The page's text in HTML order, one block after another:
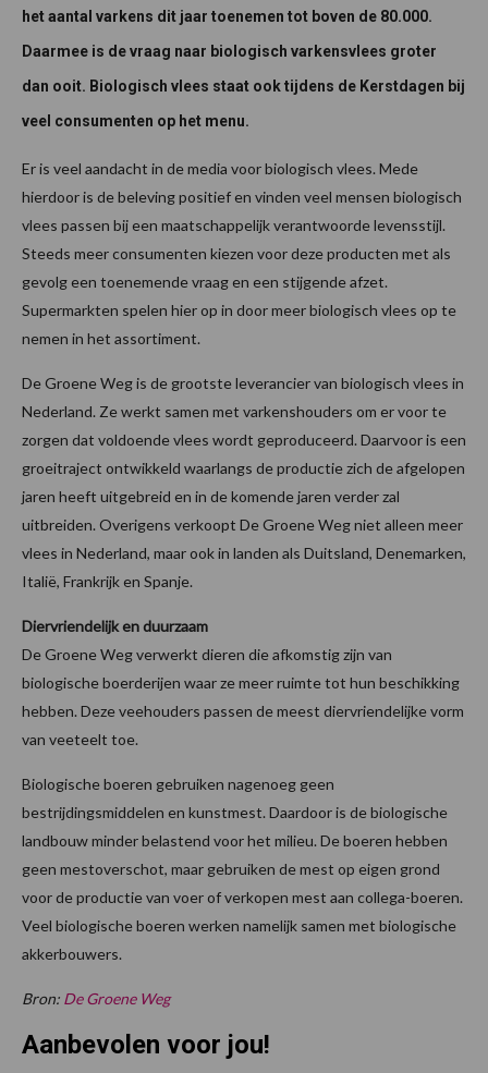
het aantal varkens dit jaar toenemen tot boven de 80.000.
Daarmee is de vraag naar biologisch varkensvlees groter
dan ooit. Biologisch vlees staat ook tijdens de Kerstdagen bij
veel consumenten op het menu.
Er is veel aandacht in de media voor biologisch vlees. Mede
hierdoor is de beleving positief en vinden veel mensen biologisch
vlees passen bij een maatschappelijk verantwoorde levensstijl.
Steeds meer consumenten kiezen voor deze producten met als
gevolg een toenemende vraag en een stijgende afzet.
Supermarkten spelen hier op in door meer biologisch vlees op te
nemen in het assortiment.
De Groene Weg is de grootste leverancier van biologisch vlees in
Nederland. Ze werkt samen met varkenshouders om er voor te
zorgen dat voldoende vlees wordt geproduceerd. Daarvoor is een
groeitraject ontwikkeld waarlangs de productie zich de afgelopen
jaren heeft uitgebreid en in de komende jaren verder zal
uitbreiden. Overigens verkoopt De Groene Weg niet alleen meer
vlees in Nederland, maar ook in landen als Duitsland, Denemarken,
Italië, Frankrijk en Spanje.
Diervriendelijk en duurzaam
De Groene Weg verwerkt dieren die afkomstig zijn van
biologische boerderijen waar ze meer ruimte tot hun beschikking
hebben. Deze veehouders passen de meest diervriendelijke vorm
van veeteelt toe.
Biologische boeren gebruiken nagenoeg geen
bestrijdingsmiddelen en kunstmest. Daardoor is de biologische
landbouw minder belastend voor het milieu. De boeren hebben
geen mestoverschot, maar gebruiken de mest op eigen grond
voor de productie van voer of verkopen mest aan collega-boeren.
Veel biologische boeren werken namelijk samen met biologische
akkerbouwers.
Bron: De Groene Weg
Aanbevolen voor jou!